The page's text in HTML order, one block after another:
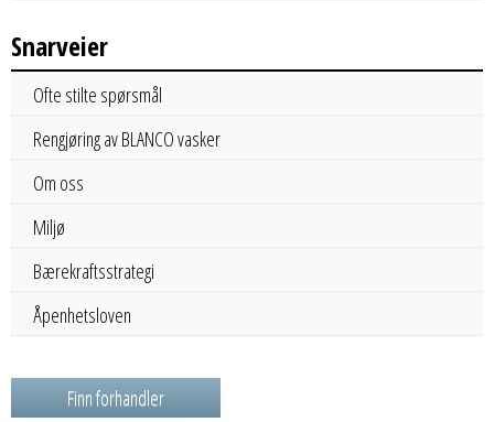
Snarveier
Ofte stilte spørsmål
Rengjøring av BLANCO vasker
Om oss
Miljø
Bærekraftsstrategi
Åpenhetsloven
Finn forhandler